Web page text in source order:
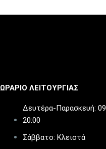
ΩΡΑΡΙΟ ΛΕΙΤΟΥΡΓΙΑΣ​
Δευτέρα-Παρασκευή:
20:00
Σάββατο: Κλειστά